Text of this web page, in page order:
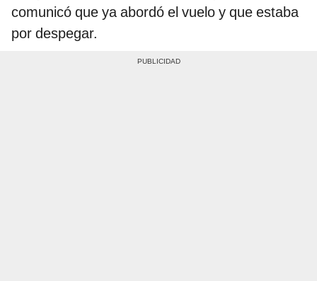
comunicó que ya abordó el vuelo y que estaba
por despegar.